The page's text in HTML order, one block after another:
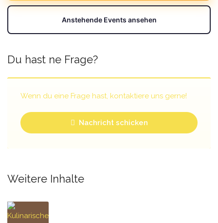
Anstehende Events ansehen
Du hast ne Frage?
Wenn du eine Frage hast, kontaktiere uns gerne!
Nachricht schicken
Weitere Inhalte